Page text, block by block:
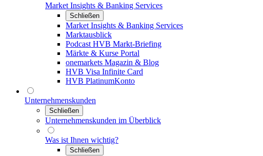
Market Insights & Banking Services
Schließen
Market Insights & Banking Services
Marktausblick
Podcast HVB Markt-Briefing
Märkte & Kurse Portal
onemarkets Magazin & Blog
HVB Visa Infinite Card
HVB PlatinumKonto
Unternehmenskunden
Schließen
Unternehmenskunden im Überblick
Was ist Ihnen wichtig?
Schließen